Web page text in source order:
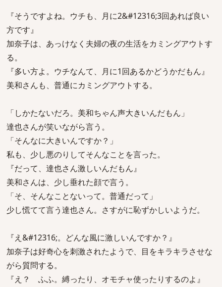
『そうですよね。ウチも、月に2&#12316;3回あれば良い
方です』
加奈子は、あっけなく夫婦の夜の生活をカミングアウトす
る。
『多い方よ。ウチなんて、月に1回あるかどうかだもん』
美和さんも、普通にカミングアウトする。
「しかたないだろ。美和ちゃん声大きいんだもん」
達也さんが笑いながら言う。
「そんなに大きいんですか？」
私も、少し悪のりしてそんなことを言った。
『だって、達也さん激しいんだもん』
美和さんは、少し垂れた顔で言う。
「そ、そんなことないって。普通だって」
少し慌てて言う達也さん。さすがに恥ずかしいようだ。
『え&#12316;。どんな風に激しいんですか？』
加奈子は好奇心を刺激されたようで、目をキラキラさせな
がら質問する。
『え？ ふふ。縛ったり、オモチャ使ったりするのよ』